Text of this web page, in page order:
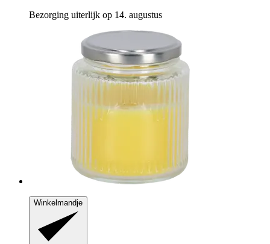
Bezorging uiterlijk op 14. augustus
Winkelmandje